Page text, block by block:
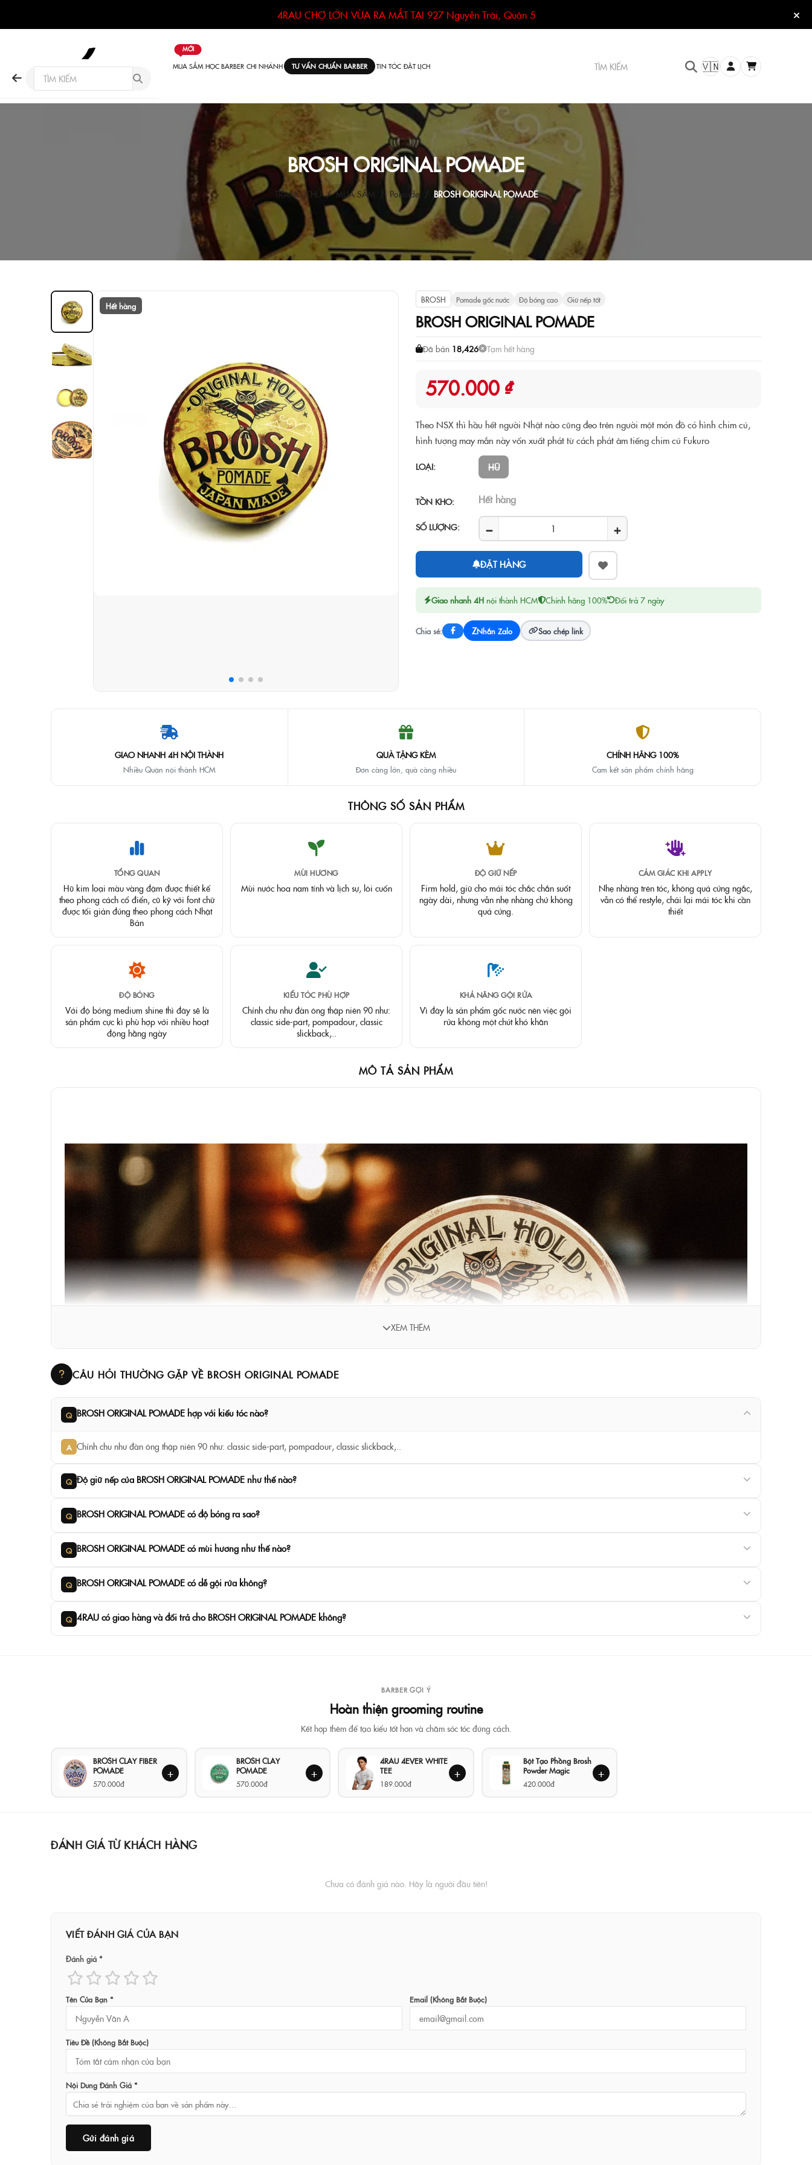
4RAU CHỢ LỚN VỪA RA MẮT TẠI 927 Nguyễn Trãi, Quận 5
MUA SẮM
MỚI
HỌC BARBER CHI NHÁNH TƯ VẤN CHUẨN BARBER TIN TÓC ĐẶT LỊCH 🇻🇳
BROSH ORIGINAL POMADE
TRANG CHỦ MUA SẮM Pomade BROSH ORIGINAL POMADE
Hết hàng
BROSH Pomade gốc nước Độ bóng cao Giữ nếp tốt
BROSH ORIGINAL POMADE
Đã bán 18,426 Tạm hết hàng
570.000 ₫
Theo NSX thì hầu hết người Nhật nào cũng đeo trên người một món đồ có hình chim cú,
hình tượng may mắn này vốn xuất phát từ cách phát âm tiếng chim cú Fukuro
LOẠI: HŨ
TỒN KHO: Hết hàng
SỐ LƯỢNG: − +
ĐẶT HÀNG
Giao nhanh 4H nội thành HCM Chính hãng 100% Đổi trả 7 ngày
Chia sẻ: ZNhắn Zalo Sao chép link
GIAO NHANH 4H NỘI THÀNH
Nhiều Quận nội thành HCM
QUÀ TẶNG KÈM
Đơn càng lớn, quà càng nhiều
CHÍNH HÃNG 100%
Cam kết sản phẩm chính hãng
THÔNG SỐ SẢN PHẨM
TỔNG QUAN
Hũ kim loại màu vàng đậm được thiết kế
theo phong cách cổ điển, cũ kỹ với font chữ
được tối giản đúng theo phong cách Nhật
Bản
MÙI HƯƠNG
Mùi nước hoa nam tính và lịch sự, lôi cuốn
ĐỘ GIỮ NẾP
Firm hold, giữ cho mái tóc chắc chắn suốt
ngày dài, nhưng vẫn nhẹ nhàng chứ không
quá cứng.
CẢM GIÁC KHI APPLY
Nhẹ nhàng trên tóc, không quá cứng ngắc,
vẫn có thể restyle, chải lại mái tóc khi cần
thiết
ĐỘ BÓNG
Với độ bóng medium shine thì đây sẽ là
sản phẩm cực kì phù hợp với nhiều hoạt
động hằng ngày
KIỂU TÓC PHÙ HỢP
Chỉnh chu như đàn ông thập niên 90 như:
classic side-part, pompadour, classic
slickback,..
KHẢ NĂNG GỘI RỬA
Vì đây là sản phẩm gốc nước nên việc gội
rửa không một chút khó khăn
MÔ TẢ SẢN PHẨM
XEM THÊM
CÂU HỎI THƯỜNG GẶP VỀ BROSH ORIGINAL POMADE
Q BROSH ORIGINAL POMADE hợp với kiểu tóc nào?
A Chỉnh chu như đàn ông thập niên 90 như: classic side-part, pompadour, classic slickback,..
Q Độ giữ nếp của BROSH ORIGINAL POMADE như thế nào?
Q BROSH ORIGINAL POMADE có độ bóng ra sao?
Q BROSH ORIGINAL POMADE có mùi hương như thế nào?
Q BROSH ORIGINAL POMADE có dễ gội rửa không?
Q 4RAU có giao hàng và đổi trả cho BROSH ORIGINAL POMADE không?
BARBER GỢI Ý
Hoàn thiện grooming routine
Kết hợp thêm để tạo kiểu tốt hơn và chăm sóc tóc đúng cách.
BROSH CLAY FIBER
POMADE
570.000đ
+
BROSH CLAY
POMADE
570.000đ
+
4RAU 4EVER WHITE
TEE
189.000đ
+
Bột Tạo Phồng Brosh
Powder Magic
420.000đ
+
ĐÁNH GIÁ TỪ KHÁCH HÀNG
Chưa có đánh giá nào. Hãy là người đầu tiên!
VIẾT ĐÁNH GIÁ CỦA BẠN
Đánh giá *
Tên Của Bạn * Email (không Bắt Buộc)
Tiêu Đề (không Bắt Buộc)
Nội Dung Đánh Giá *
Gửi đánh giá